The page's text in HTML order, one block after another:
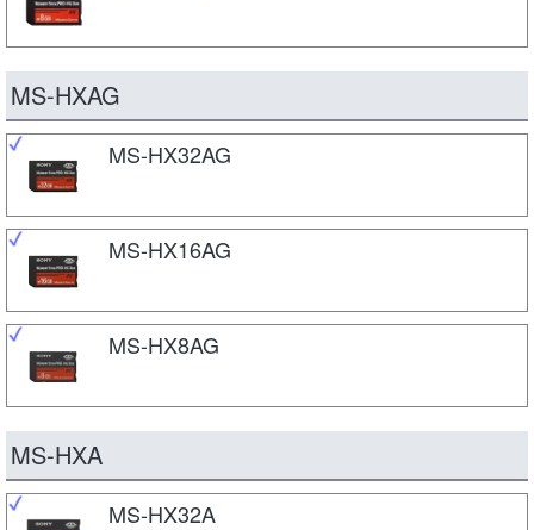
MS-HXAG
MS-HX32AG
MS-HX16AG
MS-HX8AG
MS-HXA
MS-HX32A